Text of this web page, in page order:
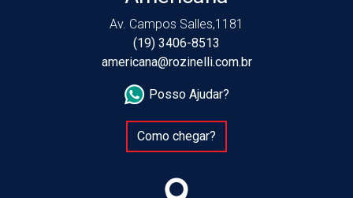
Av. Campos Salles,1181
(19) 3406-8513
americana@rozinelli.com.br
Posso Ajudar?
Como chegar?